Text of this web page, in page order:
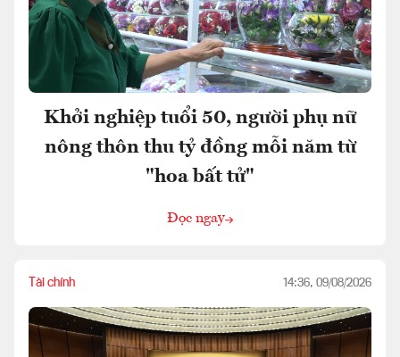
Khởi nghiệp tuổi 50, người phụ nữ
nông thôn thu tỷ đồng mỗi năm từ
"hoa bất tử"
Đọc ngay
Tài chính 14:36, 09/08/2026